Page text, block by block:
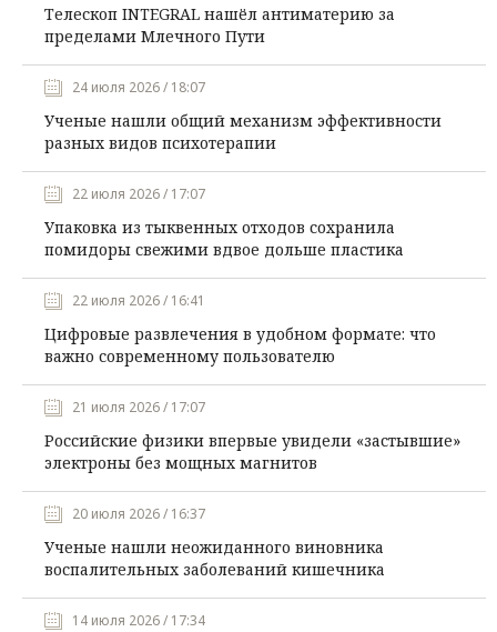
Телескоп INTEGRAL нашёл антиматерию за
пределами Млечного Пути
24 июля 2026 / 18:07
Ученые нашли общий механизм эффективности
разных видов психотерапии
22 июля 2026 / 17:07
Упаковка из тыквенных отходов сохранила
помидоры свежими вдвое дольше пластика
22 июля 2026 / 16:41
Цифровые развлечения в удобном формате: что
важно современному пользователю
21 июля 2026 / 17:07
Российские физики впервые увидели «застывшие»
электроны без мощных магнитов
20 июля 2026 / 16:37
Ученые нашли неожиданного виновника
воспалительных заболеваний кишечника
14 июля 2026 / 17:34